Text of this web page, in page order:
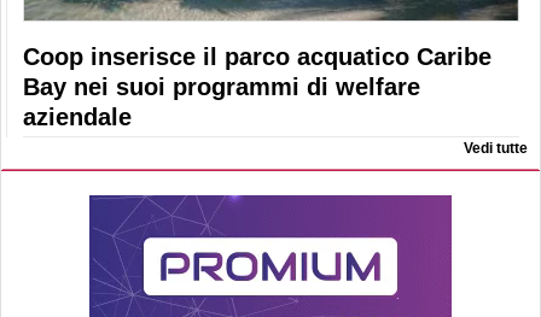
Coop inserisce il parco acquatico Caribe
Bay nei suoi programmi di welfare
aziendale
Vedi tutte